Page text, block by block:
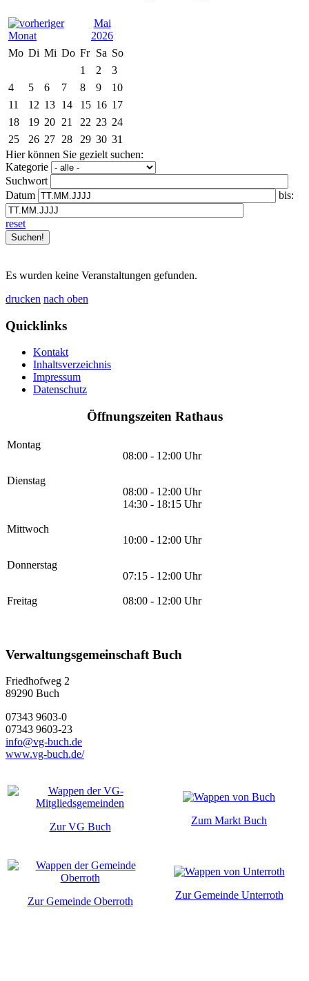
Mai
2026
Mo Di Mi Do Fr Sa So
1
2
3
4
5 6 7 8 9
10
11
12 13 14 15 16 17
18
19 20 21 22 23 24
25
26 27 28 29 30 31
Hier können Sie gezielt suchen:
Kategorie
Suchwort
Datum
bis:
reset
Es wurden keine Veranstaltungen gefunden.
drucken nach oben
Quicklinks
Kontakt
Inhaltsverzeichnis
Impressum
Datenschutz
Öffnungszeiten Rathaus
Montag
08:00 - 12:00 Uhr
Dienstag
08:00 - 12:00 Uhr
14:30 - 18:15 Uhr
Mittwoch
10:00 - 12:00 Uhr
Donnerstag
07:15 - 12:00 Uhr
Freitag 08:00 - 12:00 Uhr
Verwaltungsgemeinschaft Buch
Friedhofweg 2
89290 Buch
07343 9603-0
07343 9603-23
info@vg-buch.de
www.vg-buch.de/
Zur VG Buch
Zum Markt Buch
Zur Gemeinde Oberroth
Zur Gemeinde Unterroth